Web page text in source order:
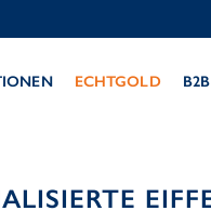
ECHTGOLD B2B